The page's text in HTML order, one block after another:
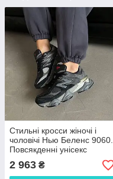
Стильні кросси жіночі і
чоловічі Нью Беленс 9060.
Повсякденні унісекс
кроссівки New Balance
9060.
2 963 ₴